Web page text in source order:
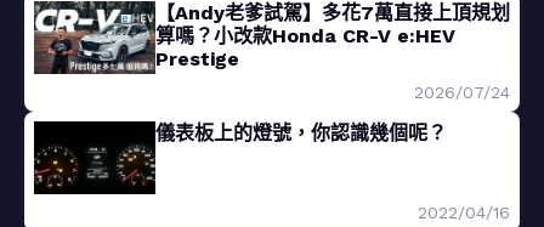
【Andy老爹試駕】多花7萬直接上頂規划
算嗎？小改款Honda CR-V e:HEV
Prestige
2026/07/24
儀表板上的燈號，你認識幾個呢？
2022/04/16